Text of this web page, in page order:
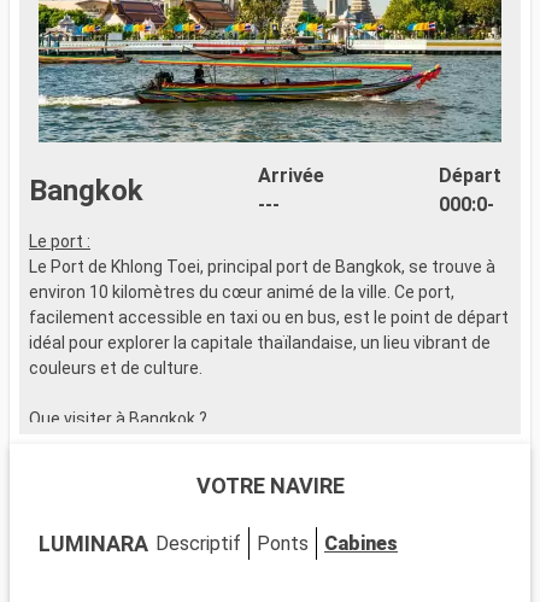
Bangkok
Arrivée
---
Départ
000:0-
Le port :
Le Port de Khlong Toei, principal port de Bangkok, se trouve à
environ 10 kilomètres du cœur animé de la ville. Ce port,
facilement accessible en taxi ou en bus, est le point de départ
idéal pour explorer la capitale thaïlandaise, un lieu vibrant de
couleurs et de culture.
Que visiter à Bangkok ?
Bouddha d'Émeraude pour un voyage dans l'histoire
marché flottant de Damnoen Saduak et dans le quartier
VOTRE NAVIRE
LUMINARA Descriptif Ponts Cabines